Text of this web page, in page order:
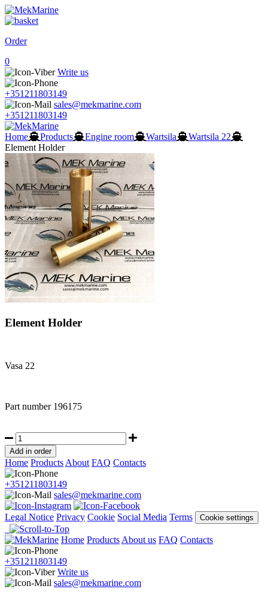
Order
0
Write us
+351211803149
sales@mekmarine.com
+351211803149
Home Products Engine room Wartsila
Wartsila 22
Element Holder
Element Holder
Vasa 22
Part number 196175
Home ProductsAbout FAQ Contacts
+351211803149
sales@mekmarine.com
Legal Notice Privacy Cookie Social Media Terms Cookie settings
Home ProductsAbout us FAQ Contacts
+351211803149
Write us
sales@mekmarine.com